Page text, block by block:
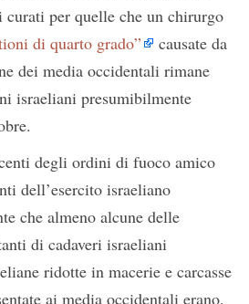
curati per quelle che un chirurgo
di quarto grado”
causate da
dei media occidentali rimane
israeliani presumibilmente
degli ordini di fuoco amico
dell’esercito israeliano
che almeno alcune delle
di cadaveri israeliani
ridotte in macerie e carcasse
ai media occidentali erano,